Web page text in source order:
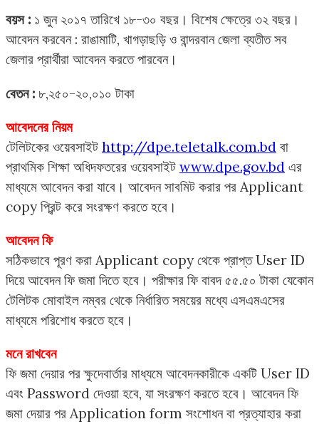
বয়স : ১ জুন ২০১৭ তারিখে ১৮-৩০ বছর। বিশেষ ক্ষেত্রে ৩২ বছর।
আবেদন করবেন : রাঙামাটি, খাগড়াছড়ি ও বান্দরবান জেলা ব্যতীত সব
জেলার প্রার্থীরা আবেদন করতে পারবেন।
বেতন : ৮,২৫০-২০,০১০ টাকা
আবেদনের নিয়ম
টেলিটকের ওয়েবসাইট http://dpe.teletalk.com.bd বা
প্রাথমিক শিক্ষা অধিদফতরের ওয়েবসাইট www.dpe.gov.bd এর
মাধ্যমে আবেদন করা যাবে। আবেদন সাবমিট করার পর Applicant
copy প্রিন্ট করে সংরক্ষণ করতে হবে।
আবেদন ফি
সঠিকভাবে পূরণ করা Applicant copy থেকে প্রাপ্ত User ID
দিয়ে আবেদন ফি জমা দিতে হবে। পরীক্ষার ফি বাবদ ৫৫.৫০ টাকা যেকোন
টেলিটক মোবাইল নম্বর থেকে নির্ধারিত সময়ের মধ্যে এসএমএসের
মাধ্যমে পরিশোধ করতে হবে।
মনে রাখবেন
ফি জমা দেয়ার পর ক্ষুদেবার্তার মাধ্যমে আবেদনকারীকে একটি User ID
এবং Password দেওয়া হবে, যা সংরক্ষণ করতে হবে। আবেদন ফি
জমা দেয়ার পর Application form সংশোধন বা প্রত্যাহার করা